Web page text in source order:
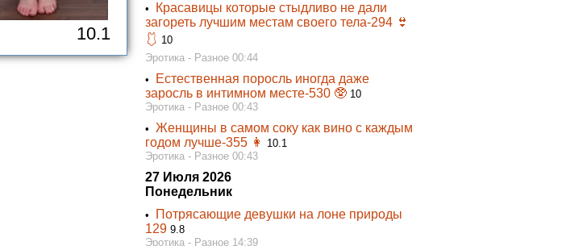
10.1
•
Красавицы которые стыдливо не дали
загореть лучшим местам своего тела-294 👙
🩱 10
Эротика - Разное 00:44
•
Естественная поросль иногда даже
заросль в интимном месте-530 🥸 10
Эротика - Разное 00:43
• Женщины в самом соку как вино с каждым
годом лучше-355 👩‍
10.1
Эротика - Разное 00:43
27 Июля 2026
Понедельник
•
Потрясающие девушки на лоне природы
129 9.8
Эротика - Разное 14:39